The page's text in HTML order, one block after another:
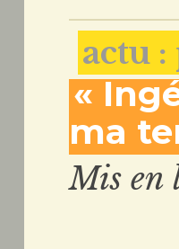
actu :
«
ma
Mis en